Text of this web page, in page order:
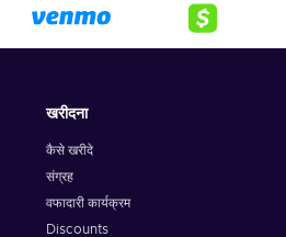
खरीदना
कैसे खरीदे
संग्रह
वफादारी कार्यक्रम
Discounts